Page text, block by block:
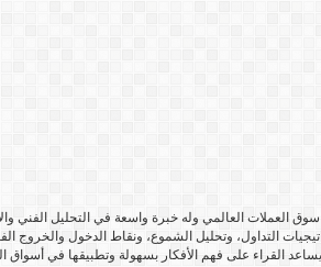
العملات العالمي وله خبرة واسعة في التحليل الفني
التداول، وتحليل الشموع، ونقاط الدخول والخروج
القراء على فهم الأفكار بسهولة وتطبيقها في